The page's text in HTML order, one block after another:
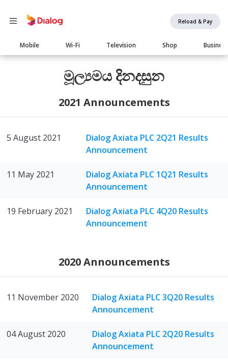
Reload & Pay
Main
navigation
Mobile Wi-Fi Television Shop Business
මූල්‍යමය දිනදසුන
2021 Announcements
5 August 2021
Dialog Axiata PLC 2Q21 Results
Announcement
11 May 2021
Dialog Axiata PLC 1Q21 Results
Announcement
19 February 2021
Dialog Axiata PLC 4Q20 Results
Announcement
2020 Announcements
11 November 2020
Dialog Axiata PLC 3Q20 Results
Announcement
04 August 2020
Dialog Axiata PLC 2Q20 Results
Announcement